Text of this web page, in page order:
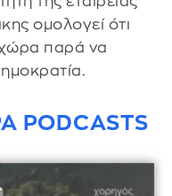
ομολογεί ότι
παρά να
PODCASTS